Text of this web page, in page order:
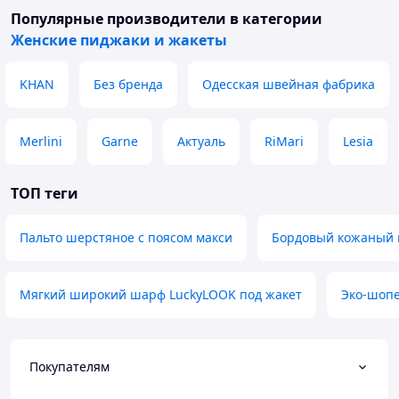
Популярные производители в категории
Женские пиджаки и жакеты
KHAN Без бренда Одесская швейная фабрика
Merlini Garne Актуаль RiMari Lesia
ТОП теги
Пальто шерстяное с поясом макси Бордовый кожаный
Мягкий широкий шарф LuckyLOOK под жакет Эко-
Покупателям